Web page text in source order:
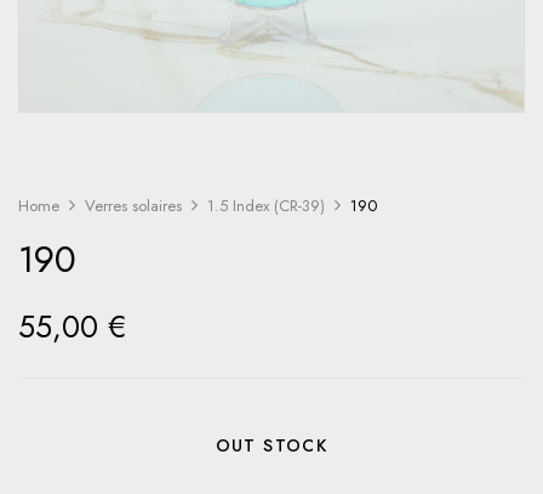
Home Verres solaires 1.5 Index (CR-39) 190
190
55,00 €
OUT STOCK